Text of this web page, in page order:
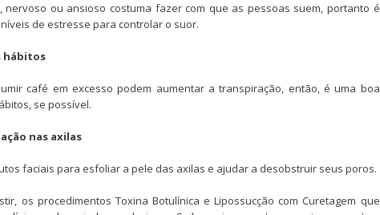
nervoso ou ansioso costuma fazer com que as pessoas suem, portanto é
de estresse para controlar o suor.
hábitos
café em excesso podem aumentar a transpiração, então, é uma boa
se possível.
nas axilas
faciais para esfoliar a pele das axilas e ajudar a desobstruir seus poros.
os procedimentos Toxina Botulínica e Lipossucção com Curetagem que